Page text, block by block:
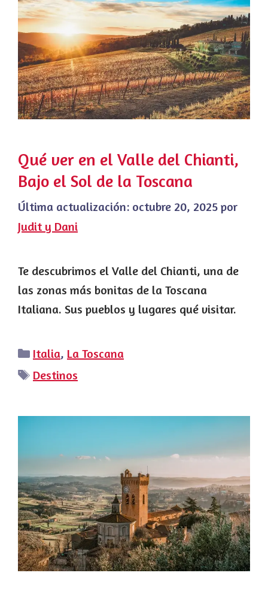
Qué ver en el Valle del Chianti,
Bajo el Sol de la Toscana
Última actualización: octubre 20, 2025 por
Judit y Dani
Te descubrimos el Valle del Chianti, una de
las zonas más bonitas de la Toscana
Italiana. Sus pueblos y lugares qué visitar.
Categorías
Italia, La Toscana
Etiquetas
Destinos